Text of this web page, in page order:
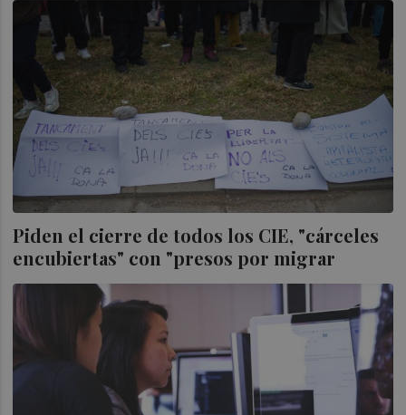
Piden el cierre de todos los CIE, "cárceles
encubiertas" con "presos por migrar